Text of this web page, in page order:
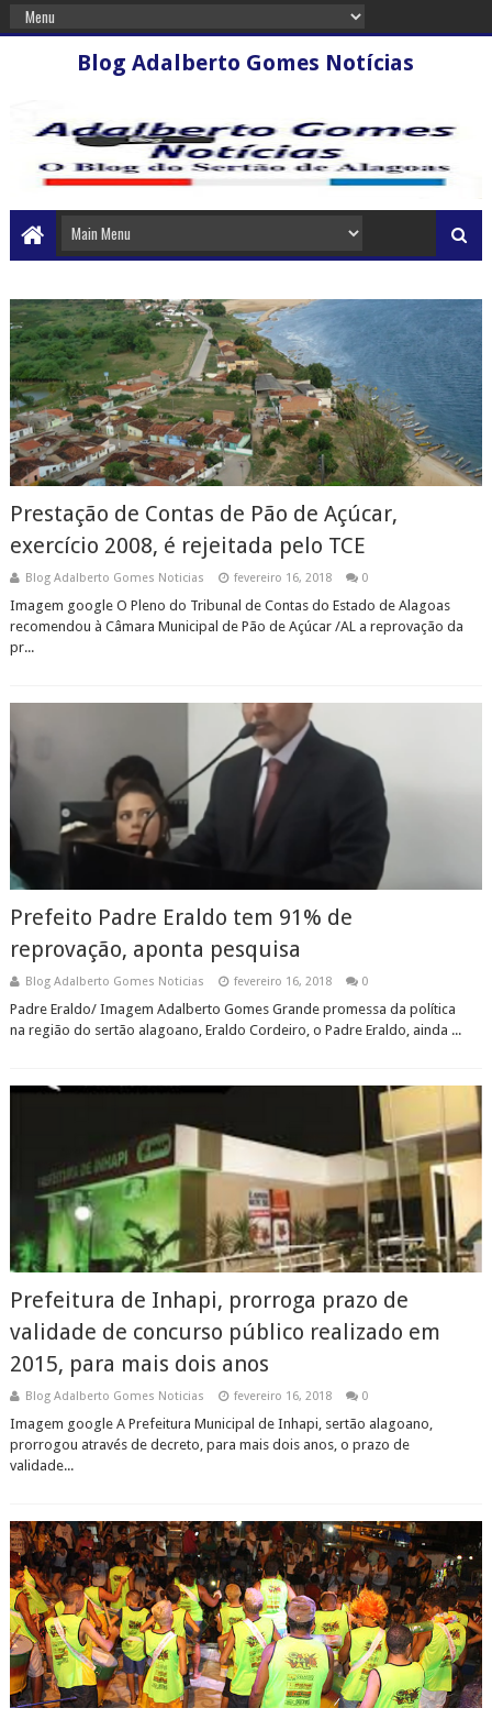
Blog Adalberto Gomes Notícias
Prestação de Contas de Pão de Açúcar,
exercício 2008, é rejeitada pelo TCE
Blog Adalberto Gomes Noticias fevereiro 16, 2018 0
Imagem google O Pleno do Tribunal de Contas do Estado de Alagoas
recomendou à Câmara Municipal de Pão de Açúcar /AL a reprovação da
pr...
Prefeito Padre Eraldo tem 91% de
reprovação, aponta pesquisa
Blog Adalberto Gomes Noticias fevereiro 16, 2018 0
Padre Eraldo/ Imagem Adalberto Gomes Grande promessa da política
na região do sertão alagoano, Eraldo Cordeiro, o Padre Eraldo, ainda ...
Prefeitura de Inhapi, prorroga prazo de
validade de concurso público realizado em
2015, para mais dois anos
Blog Adalberto Gomes Noticias fevereiro 16, 2018 0
Imagem google A Prefeitura Municipal de Inhapi, sertão alagoano,
prorrogou através de decreto, para mais dois anos, o prazo de
validade...